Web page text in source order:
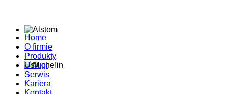
Home
O firmie
Produkty
Usługi
Serwis
Kariera